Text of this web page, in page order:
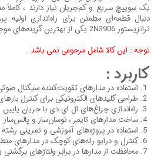
یک سوییچ سریع و کم‌جریان نیاز دارند ،
دنبال قطعه‌ای مطمئن برای راه‌اندازی اولیه
ترانزیستور 2N3906 یکی از بهترین گزینه‌های موجود در بازار است.
توجه : این کالا شامل مرجوعی نمی باشد .
کاربرد :
استفاده در مدارهای تقویت‌کننده سیگنال
طراحی کلیدهای الکترونیکی برای کنترل
راه‌اندازی چراغ‌های ال ای دی با جریان پایین
ساخت مدارهای تایمر ، نوسان‌ساز و پالس‌ساز
استفاده در پروژه‌های آموزشی و تمرینی رشته
کنترل و درایو رله‌های کوچک در مدارهای
محافظت از مدارها در برابر ولتاژهای